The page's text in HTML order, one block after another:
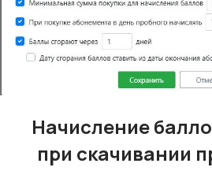
Начисление
при скачивании